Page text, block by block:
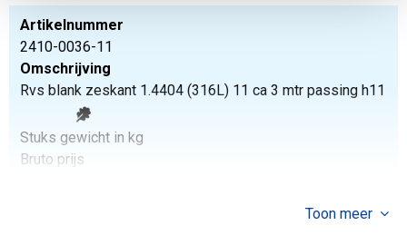
Artikelnummer
2410-0036-11
Omschrijving
Rvs blank zeskant 1.4404 (316L) 11 ca 3 mtr passing h11
Stuks gewicht in kg
Bruto prijs
Toon meer